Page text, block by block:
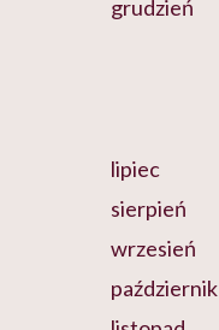
grudzień
lipiec
sierpień
wrzesień
październik